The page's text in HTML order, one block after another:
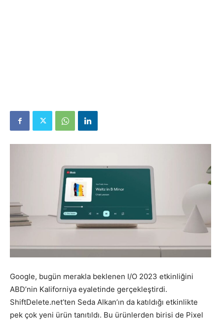
Google, bugün merakla beklenen I/O 2023 etkinliğini
ABD’nin Kaliforniya eyaletinde gerçekleştirdi.
ShiftDelete.net’ten Seda Alkan’ın da katıldığı etkinlikte
pek çok yeni ürün tanıtıldı. Bu ürünlerden birisi de Pixel